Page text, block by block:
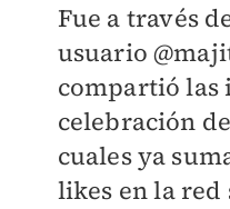
Fue a través
usuario
compartió las
celebración
cuales ya
likes en la red